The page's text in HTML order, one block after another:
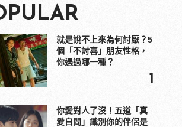
就是說不上來為何討厭？5
個「不討喜」朋友性格，
你遇過哪一種？
1
你愛對人了沒！五道「真
愛自問」識別你的伴侶是